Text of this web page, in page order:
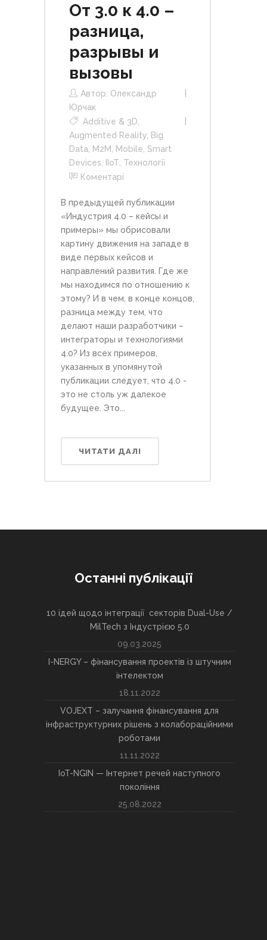
От 3.0 к 4.0 –
разница,
разрывы и
вызовы
Автор: Олександр
Юрчак
Additive & 3D,
Augmented Reality, Big
Data, M2M, Mobile, Smart
Devices, ІІоТ, Технології
Коментарі
В предыдущей публикации
«Индустрия 4.0 – кейсы и
примеры» мы обрисовали
картину движения на западе в
виде первых кейсов и
направлений развития. Где же
мы находимся по отношению к
этому? И в чем, в конце концов,
разница между тем, что
делают наши разработчики –
интеграторы и технологиями
4.0? Из всех примеров,
указанных в упомянутой
публикации следует, что 4.0 -
это не столь уж далекое
будущее. Это...
ЧИТАТИ ДАЛІ
Останні публікації
10 ідей щодо інтеграції секторів Dual-Use /
MilTech з Індустрією 5.0
09.03.2025
I-NERGY – фінансування проектів із штучним
інтелектом
18.11.2022
VOJEXT – залучання фінансування для
інфраструктурних рішень з колабораційними
роботами
11.11.2022
IoT-NGIN — Інтернет речей наступного
покоління
25.08.2022